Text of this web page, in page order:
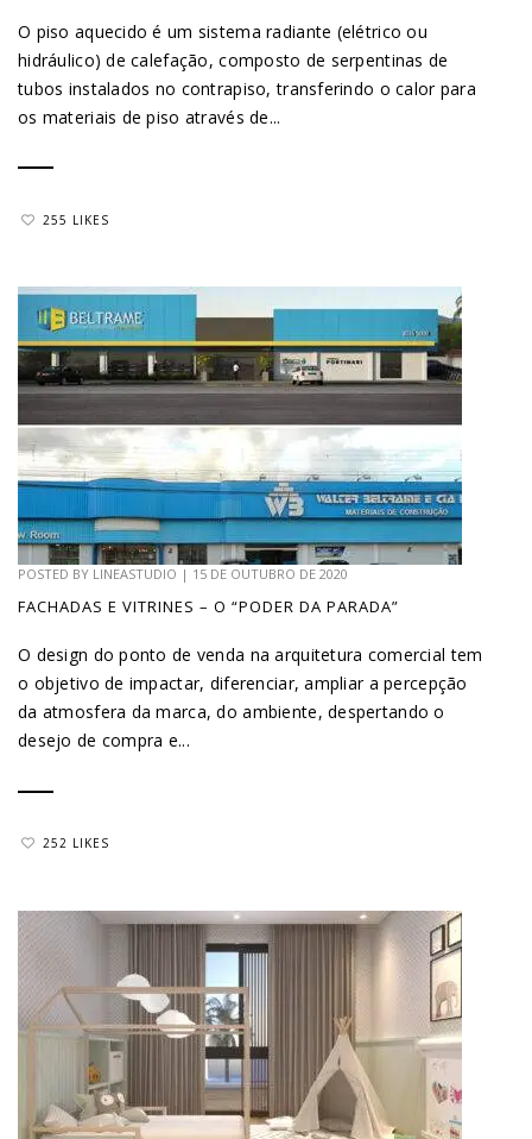
O piso aquecido é um sistema radiante (elétrico ou
hidráulico) de calefação, composto de serpentinas de
tubos instalados no contrapiso, transferindo o calor para
os materiais de piso através de...
255 LIKES
POSTED BY LINEASTUDIO | 15 DE OUTUBRO DE 2020
FACHADAS E VITRINES – O “PODER DA PARADA”
O design do ponto de venda na arquitetura comercial tem
o objetivo de impactar, diferenciar, ampliar a percepção
da atmosfera da marca, do ambiente, despertando o
desejo de compra e...
252 LIKES